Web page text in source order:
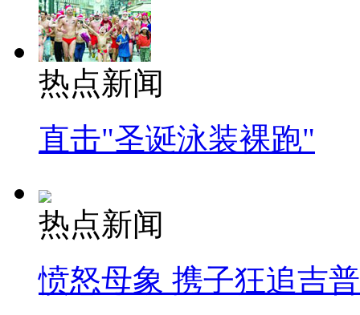
热点新闻
直击"圣诞泳装裸跑"
热点新闻
愤怒母象 携子狂追吉